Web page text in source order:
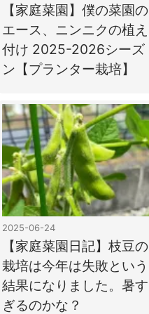
【家庭菜園】僕の菜園の
エース、ニンニクの植え
付け 2025-2026シーズ
ン【プランター栽培】
2025-06-24
【家庭菜園日記】枝豆の
栽培は今年は失敗という
結果になりました。暑す
ぎるのかな？